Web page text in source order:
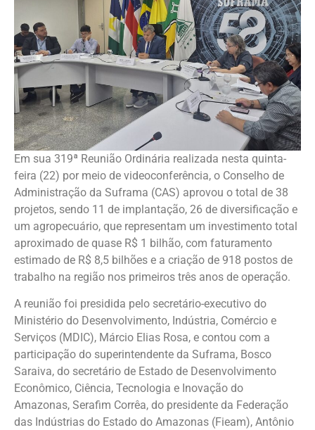
Em sua 319ª Reunião Ordinária realizada nesta quinta-
feira (22) por meio de videoconferência, o Conselho de
Administração da Suframa (CAS) aprovou o total de 38
projetos, sendo 11 de implantação, 26 de diversificação e
um agropecuário, que representam um investimento total
aproximado de quase R$ 1 bilhão, com faturamento
estimado de R$ 8,5 bilhões e a criação de 918 postos de
trabalho na região nos primeiros três anos de operação.
A reunião foi presidida pelo secretário-executivo do
Ministério do Desenvolvimento, Indústria, Comércio e
Serviços (MDIC), Márcio Elias Rosa, e contou com a
participação do superintendente da Suframa, Bosco
Saraiva, do secretário de Estado de Desenvolvimento
Econômico, Ciência, Tecnologia e Inovação do
Amazonas, Serafim Corrêa, do presidente da Federação
das Indústrias do Estado do Amazonas (Fieam), Antônio